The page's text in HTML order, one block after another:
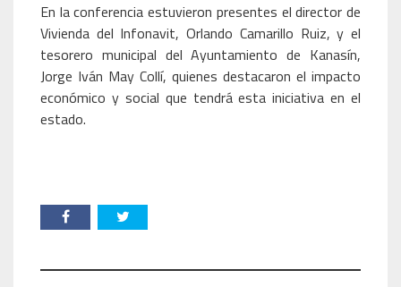
En la conferencia estuvieron presentes el director de
Vivienda del Infonavit, Orlando Camarillo Ruiz, y el
tesorero municipal del Ayuntamiento de Kanasín,
Jorge Iván May Collí, quienes destacaron el impacto
económico y social que tendrá esta iniciativa en el
estado.